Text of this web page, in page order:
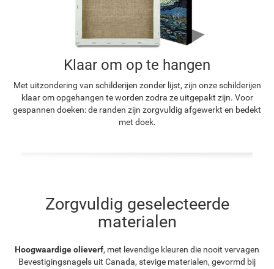
Klaar om op te hangen
Met uitzondering van schilderijen zonder lijst, zijn onze schilderijen
klaar om opgehangen te worden zodra ze uitgepakt zijn. Voor
gespannen doeken: de randen zijn zorgvuldig afgewerkt en bedekt
met doek.
Zorgvuldig geselecteerde
materialen
Hoogwaardige olieverf, met levendige kleuren die nooit vervagen
Bevestigingsnagels uit Canada, stevige materialen, gevormd bij